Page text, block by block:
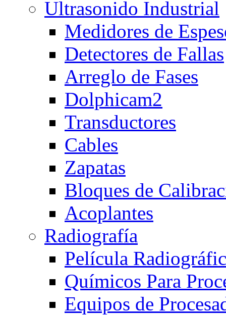
Ultrasonido Industrial
Medidores de
Detectores de Fallas
Arreglo de Fases
Dolphicam2
Transductores
Cables
Zapatas
Bloques de
Acoplantes
Radiografía
Película
Químicos Para
Equipos de